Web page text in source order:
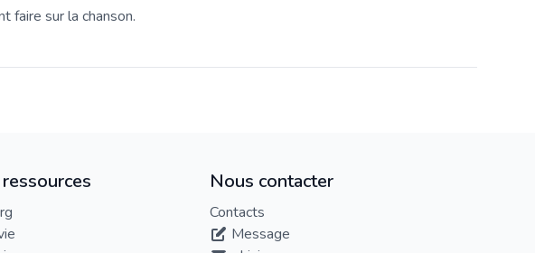
faire sur la chanson.
Nous contacter
Contacts
Message